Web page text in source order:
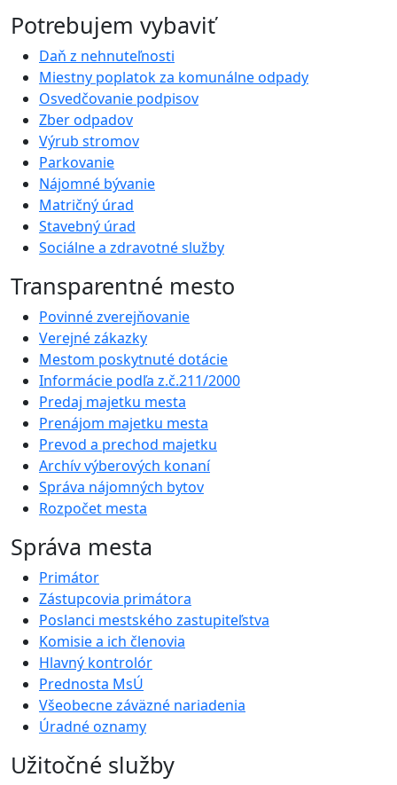
Potrebujem vybaviť
Daň z nehnuteľnosti
Miestny poplatok za komunálne odpady
Osvedčovanie podpisov
Zber odpadov
Výrub stromov
Parkovanie
Nájomné bývanie
Matričný úrad
Stavebný úrad
Sociálne a zdravotné služby
Transparentné mesto
Povinné zverejňovanie
Verejné zákazky
Mestom poskytnuté dotácie
Informácie podľa z.č.211/2000
Predaj majetku mesta
Prenájom majetku mesta
Prevod a prechod majetku
Archív výberových konaní
Správa nájomných bytov
Rozpočet mesta
Správa mesta
Primátor
Zástupcovia primátora
Poslanci mestského zastupiteľstva
Komisie a ich členovia
Hlavný kontrolór
Prednosta MsÚ
Všeobecne záväzné nariadenia
Úradné oznamy
Užitočné služby